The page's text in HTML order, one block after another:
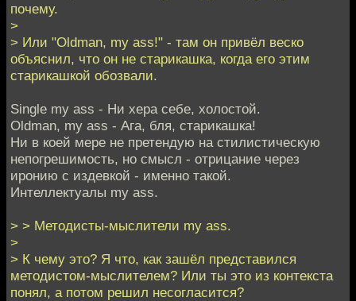
почему.
>
> Или "Oldman, my ass!" - там он привёл веско
объяснил, что он не старикашка, когда его этим
старикашкой обозвали.
Single my ass - Ни хера себе, холостой.
Oldman, my ass - Ага, бля, старикашка!
Ни в коей мере не претендую на стилистическую
непогрешимость, но смысл - отрицание через
иронию с издевкой - именно такой.
Интеллектуалы my ass.
> > Методисты-мыслители my ass.
>
> К чему это? Я что, как зашёл представился
методистом-мыслителем? Или ты это из контекста
понял, а потом решил несогласится?